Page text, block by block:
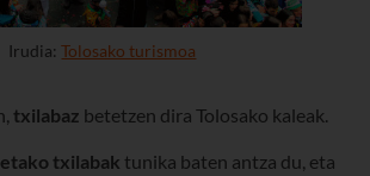
Irudia:Tolosako turismoa
txilabaz betetzen dira Tolosako kaleak.
txilabak tunika baten antza du, eta